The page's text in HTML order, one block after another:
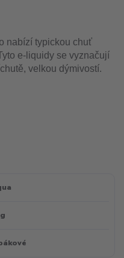
nabízí typickou chuť
e-liquidy se vyznačují
velkou dýmivostí.